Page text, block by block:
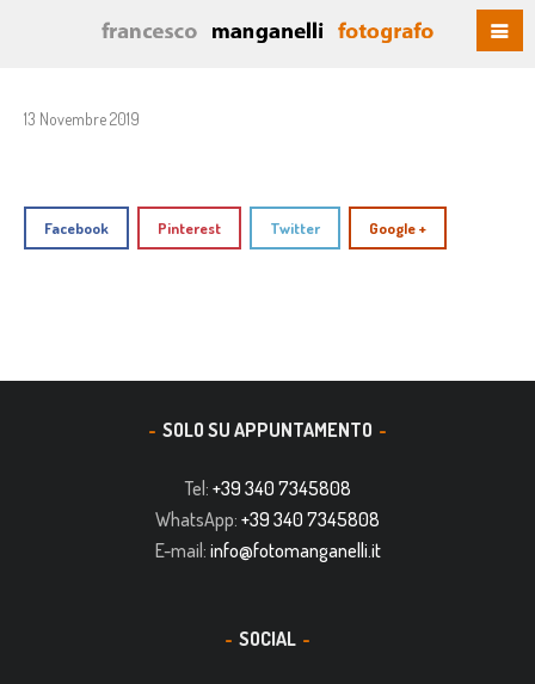
13 Novembre 2019
Facebook Pinterest Twitter Google +
SOLO SU APPUNTAMENTO
Tel: +39 340 7345808
WhatsApp: +39 340 7345808
E-mail: info@fotomanganelli.it
SOCIAL